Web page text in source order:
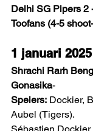
Delhi SG Pipers 2
Toofans (4-5
1 januari 2025
Shrachi Rarh
Gonasika-
Spelers: Dockier,
Aubel (Tigers).